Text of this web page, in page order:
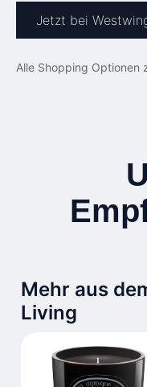
Jetzt bei
Alle Shopping Optionen
Mehr aus
Living